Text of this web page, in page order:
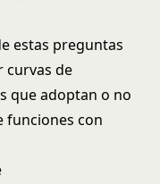
estas preguntas
curvas de
que adoptan o no
funciones con